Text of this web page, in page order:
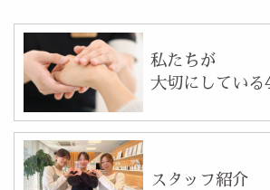
私たちが
大切にしている
スタッフ紹介